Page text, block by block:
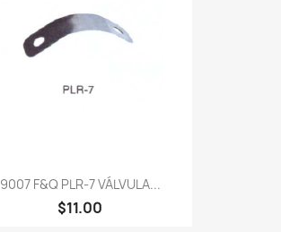
9007 F&Q PLR-7 VÁLVULA...
$11.00